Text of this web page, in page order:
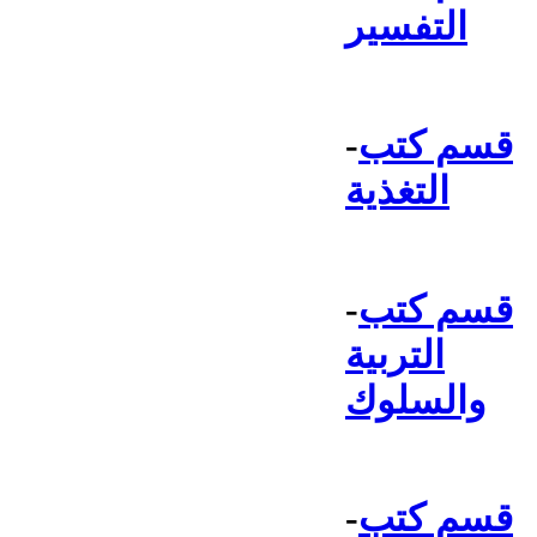
التفسير
-قسم كتب
التغذية
-قسم كتب
التربية
والسلوك
-قسم كتب